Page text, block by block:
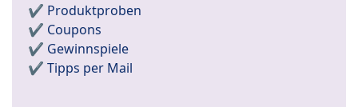
✔️ Produktproben
✔️ Coupons
✔️ Gewinnspiele
✔️ Tipps per Mail